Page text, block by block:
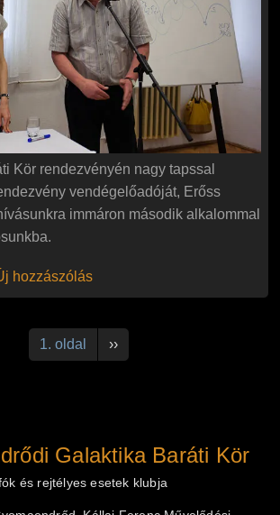
Kör rendezvényén nagy tapssal
vendégelőadóját, Erőss
immáron második alkalommal
sikert aratott Erőss Diána a Galaktika
hozzászólás
1. oldal
Következő oldal
››
Galaktika Baráti Kör
és rejtélyes esetek klubja